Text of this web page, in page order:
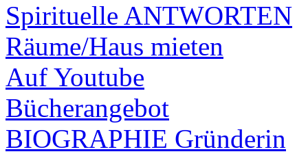
Spirituelle ANTWORTEN
Räume/Haus mieten
Auf Youtube
Bücherangebot
BIOGRAPHIE Gründerin